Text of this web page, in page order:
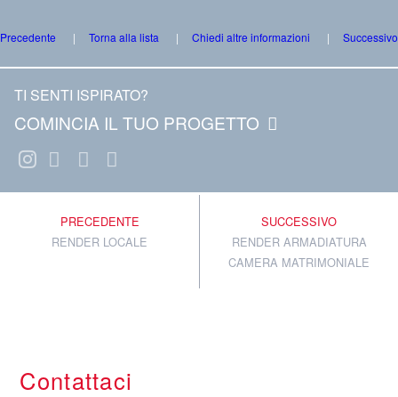
Precedente Torna alla lista Chiedi altre informazioni Successivo
TI SENTI ISPIRATO?
COMINCIA IL TUO PROGETTO
PRECEDENTE
RENDER LOCALE
SUCCESSIVO
RENDER ARMADIATURA
CAMERA MATRIMONIALE
Contattaci